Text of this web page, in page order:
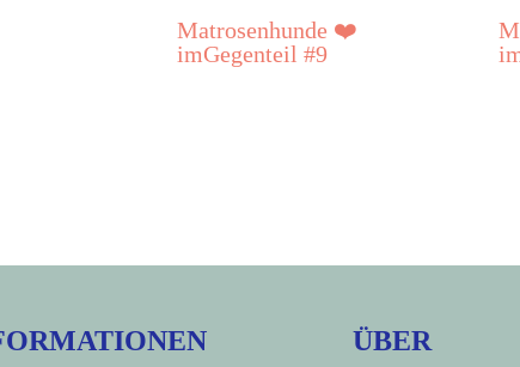
Matrosenhunde ❤️
imGegenteil #9
ÜBER